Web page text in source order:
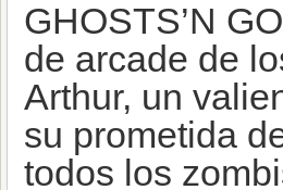
GHOSTS’N
de arcade de
Arthur, un
su prometida
todos los